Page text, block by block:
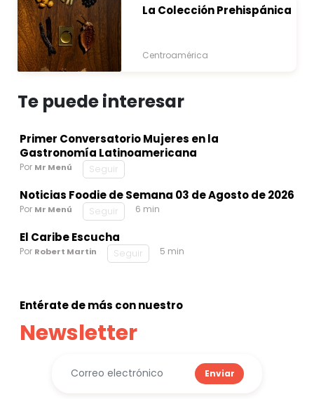
La Colección Prehispánica
Centroamérica
Te puede interesar
Primer Conversatorio Mujeres en la
Gastronomía Latinoamericana
Por Mr Menú Seguir
Noticias Foodie de Semana 03 de Agosto de 2026
Por Mr Menú Seguir 6 min
El Caribe Escucha
Por Robert Martin Seguir 5 min
Entérate de más con nuestro
Newsletter
Enviar